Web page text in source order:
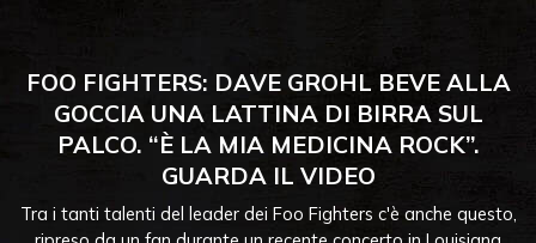
FOO FIGHTERS: DAVE GROHL BEVE ALLA
GOCCIA UNA LATTINA DI BIRRA SUL
PALCO. “È LA MIA MEDICINA ROCK”.
GUARDA IL VIDEO
Tra i tanti talenti del leader dei Foo Fighters c'è anche questo,